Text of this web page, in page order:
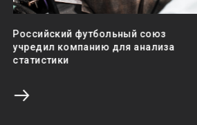
Российский футбольный союз
учредил компанию для анализа
статистики